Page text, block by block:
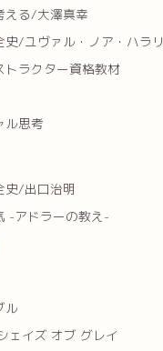
える/大澤真幸
史/ユヴァル・ノア・ハラリ
トラクター資格教材
ル思考
史/出口治明
-アドラーの教え-
ル
ェイズ オブ グレイ